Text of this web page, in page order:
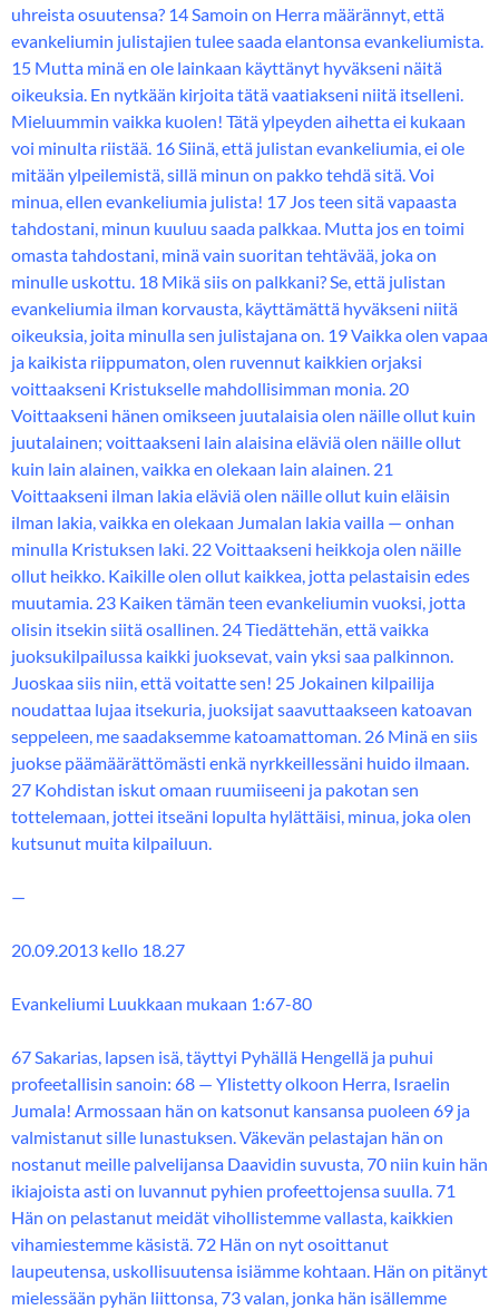
uhreista osuutensa? 14 Samoin on Herra määrännyt, että
evankeliumin julistajien tulee saada elantonsa evankeliumista.
15 Mutta minä en ole lainkaan käyttänyt hyväkseni näitä
oikeuksia. En nytkään kirjoita tätä vaatiakseni niitä itselleni.
Mieluummin vaikka kuolen! Tätä ylpeyden aihetta ei kukaan
voi minulta riistää. 16 Siinä, että julistan evankeliumia, ei ole
mitään ylpeilemistä, sillä minun on pakko tehdä sitä. Voi
minua, ellen evankeliumia julista! 17 Jos teen sitä vapaasta
tahdostani, minun kuuluu saada palkkaa. Mutta jos en toimi
omasta tahdostani, minä vain suoritan tehtävää, joka on
minulle uskottu. 18 Mikä siis on palkkani? Se, että julistan
evankeliumia ilman korvausta, käyttämättä hyväkseni niitä
oikeuksia, joita minulla sen julistajana on. 19 Vaikka olen vapaa
ja kaikista riippumaton, olen ruvennut kaikkien orjaksi
voittaakseni Kristukselle mahdollisimman monia. 20
Voittaakseni hänen omikseen juutalaisia olen näille ollut kuin
juutalainen; voittaakseni lain alaisina eläviä olen näille ollut
kuin lain alainen, vaikka en olekaan lain alainen. 21
Voittaakseni ilman lakia eläviä olen näille ollut kuin eläisin
ilman lakia, vaikka en olekaan Jumalan lakia vailla — onhan
minulla Kristuksen laki. 22 Voittaakseni heikkoja olen näille
ollut heikko. Kaikille olen ollut kaikkea, jotta pelastaisin edes
muutamia. 23 Kaiken tämän teen evankeliumin vuoksi, jotta
olisin itsekin siitä osallinen. 24 Tiedättehän, että vaikka
juoksukilpailussa kaikki juoksevat, vain yksi saa palkinnon.
Juoskaa siis niin, että voitatte sen! 25 Jokainen kilpailija
noudattaa lujaa itsekuria, juoksijat saavuttaakseen katoavan
seppeleen, me saadaksemme katoamattoman. 26 Minä en siis
juokse päämäärättömästi enkä nyrkkeillessäni huido ilmaan.
27 Kohdistan iskut omaan ruumiiseeni ja pakotan sen
tottelemaan, jottei itseäni lopulta hylättäisi, minua, joka olen
kutsunut muita kilpailuun.
—
20.09.2013 kello 18.27
Evankeliumi Luukkaan mukaan 1:67-80
67 Sakarias, lapsen isä, täyttyi Pyhällä Hengellä ja puhui
profeetallisin sanoin: 68 — Ylistetty olkoon Herra, Israelin
Jumala! Armossaan hän on katsonut kansansa puoleen 69 ja
valmistanut sille lunastuksen. Väkevän pelastajan hän on
nostanut meille palvelijansa Daavidin suvusta, 70 niin kuin hän
ikiajoista asti on luvannut pyhien profeettojensa suulla. 71
Hän on pelastanut meidät vihollistemme vallasta, kaikkien
vihamiestemme käsistä. 72 Hän on nyt osoittanut
laupeutensa, uskollisuutensa isiämme kohtaan. Hän on pitänyt
mielessään pyhän liittonsa, 73 valan, jonka hän isällemme